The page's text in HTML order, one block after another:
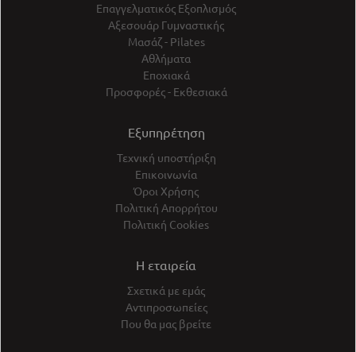
Επαγγελματικός Εξοπλισμός
Αξεσουάρ Γυμναστικής
Μασάζ - Pilates
Αθλήματα
Εποχιακά
Προσφορές - Εκθεσιακά
Εξυπηρέτηση
Τεχνική υποστήριξη
Επικοινωνία
Όροι Χρήσης
Πολιτική Απορρήτου
Πολιτική Cookies
Η εταιρεία
Σχετικά με εμάς
Αντιπροσωπείες
Που θα μας βρείτε